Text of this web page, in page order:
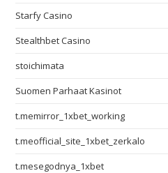
Starfy Casino
Stealthbet Casino
stoichimata
Suomen Parhaat Kasinot
t.memirror_1xbet_working
t.meofficial_site_1xbet_zerkalo
t.mesegodnya_1xbet